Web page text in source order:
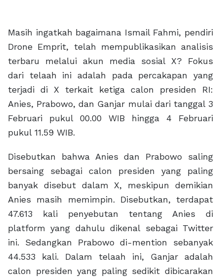
Masih ingatkah bagaimana Ismail Fahmi, pendiri
Drone Emprit, telah mempublikasikan analisis
terbaru melalui akun media sosial X? Fokus
dari telaah ini adalah pada percakapan yang
terjadi di X terkait ketiga calon presiden RI:
Anies, Prabowo, dan Ganjar mulai dari tanggal 3
Februari pukul 00.00 WIB hingga 4 Februari
pukul 11.59 WIB.
Disebutkan bahwa Anies dan Prabowo saling
bersaing sebagai calon presiden yang paling
banyak disebut dalam X, meskipun demikian
Anies masih memimpin. Disebutkan, terdapat
47.613 kali penyebutan tentang Anies di
platform yang dahulu dikenal sebagai Twitter
ini. Sedangkan Prabowo di-mention sebanyak
44.533 kali. Dalam telaah ini, Ganjar adalah
calon presiden yang paling sedikit dibicarakan